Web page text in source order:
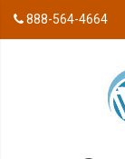
888-564-4664